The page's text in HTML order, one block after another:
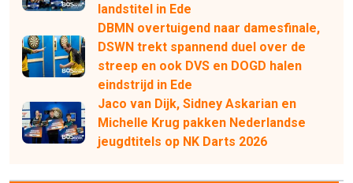
landstitel in Ede
DBMN overtuigend naar damesfinale,
DSWN trekt spannend duel over de
streep en ook DVS en DOGD halen
eindstrijd in Ede
Jaco van Dijk, Sidney Askarian en
Michelle Krug pakken Nederlandse
jeugdtitels op NK Darts 2026